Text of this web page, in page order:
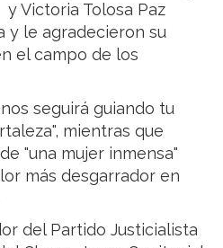
y Victoria Tolosa Paz
y le agradecieron su
el campo de los
seguirá guiando tu
mientras que
"una mujer inmensa"
más desgarrador en
del Partido Justicialista